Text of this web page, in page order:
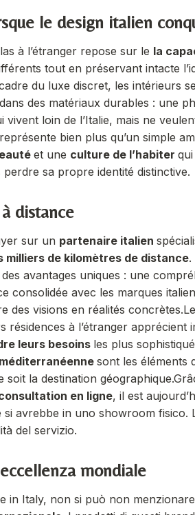
le design italien
à l’étranger repose sur le la
tout en préservant intacte
du luxe discret, les intérieurs
des matériaux durables : une
loin de l’Italie, mais ne
bien plus qu’un simple
et une culture de l’habiter
sa propre identité distinctive.
distance
sur un partenaire italien
milliers de kilomètres de distance.
avantages uniques : une
consolidée avec les marques
des visions en réalités concrètes.
résidences à l’étranger apprécient
leurs besoins les plus
sont les éléments
la destination géographique.
en ligne, il est
avrebbe in uno showroom fisico.
del servizio.
mondiale
in Italy, non si può non